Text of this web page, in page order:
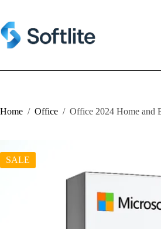
content
Home / Office / Office 2024 Home and
SALE